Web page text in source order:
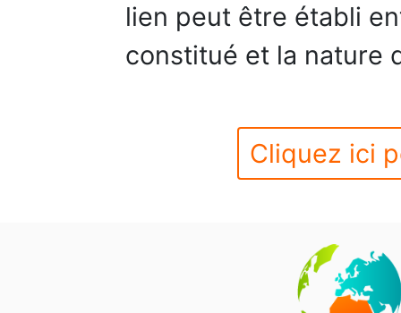
lien peut être établi
constitué et la nature
Cliquez ici